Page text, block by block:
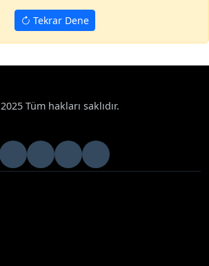
Tekrar Dene
Tüm hakları saklıdır.